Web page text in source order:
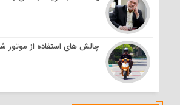
چالش های استفاده از موتور